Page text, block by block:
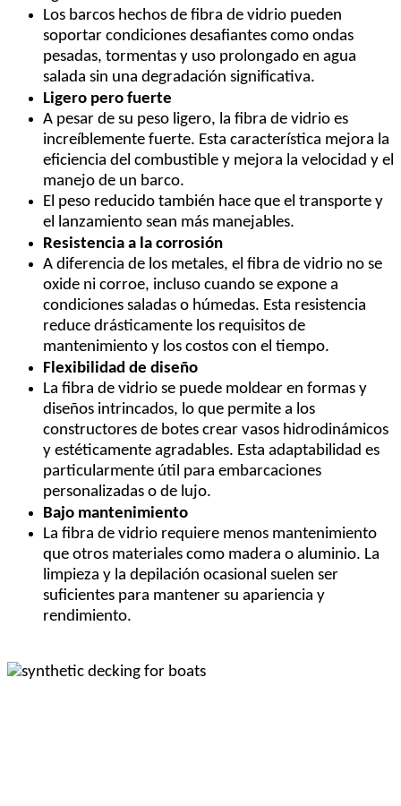
Los barcos hechos de fibra de vidrio pueden
soportar condiciones desafiantes como ondas
pesadas, tormentas y uso prolongado en agua
salada sin una degradación significativa.
Ligero pero fuerte
A pesar de su peso ligero, la fibra de vidrio es
increíblemente fuerte. Esta característica mejora la
eficiencia del combustible y mejora la velocidad y el
manejo de un barco.
El peso reducido también hace que el transporte y
el lanzamiento sean más manejables.
Resistencia a la corrosión
A diferencia de los metales, el fibra de vidrio no se
oxide ni corroe, incluso cuando se expone a
condiciones saladas o húmedas. Esta resistencia
reduce drásticamente los requisitos de
mantenimiento y los costos con el tiempo.
Flexibilidad de diseño
La fibra de vidrio se puede moldear en formas y
diseños intrincados, lo que permite a los
constructores de botes crear vasos hidrodinámicos
y estéticamente agradables. Esta adaptabilidad es
particularmente útil para embarcaciones
personalizadas o de lujo.
Bajo mantenimiento
La fibra de vidrio requiere menos mantenimiento
que otros materiales como madera o aluminio. La
limpieza y la depilación ocasional suelen ser
suficientes para mantener su apariencia y
rendimiento.